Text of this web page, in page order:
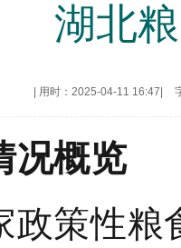
湖北
用时：2025-04-11 16:47
况概览
政策性